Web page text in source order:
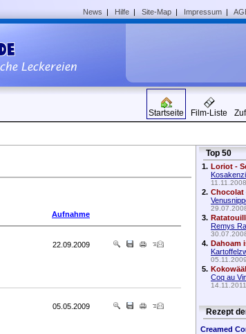
News | Hilfe | Site-Map | Impressum |
Startseite Film-Liste
Aufnahme
22.09.2009
05.05.2009
Top 50
1. Loriot -
11.11.2008
2. Chocolat
3.
Remys
4. Dahoam
05.11.2009
5.
Coq au
14.11.2011
Rezept
Creamed